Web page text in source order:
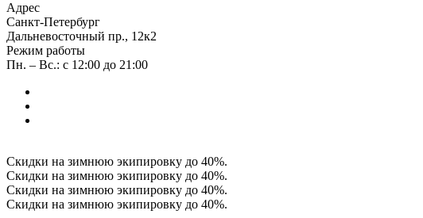
Адрес
Санкт-Петербург
Дальневосточный пр., 12к2
Режим работы
Пн. – Вс.: с 12:00 до 21:00
Скидки на зимнюю экипировку до 40%.
Скидки на зимнюю экипировку до 40%.
Скидки на зимнюю экипировку до 40%.
Скидки на зимнюю экипировку до 40%.